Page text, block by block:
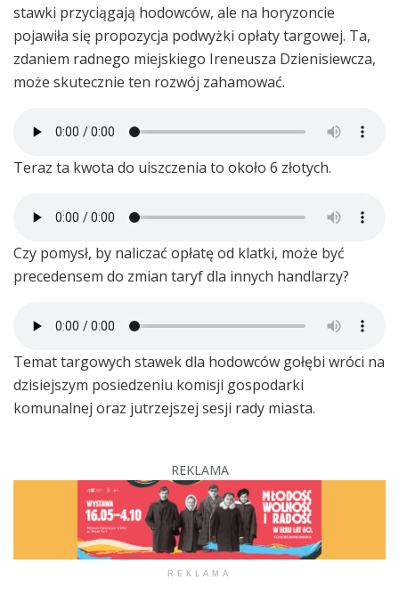
stawki przyciągają hodowców, ale na horyzoncie
pojawiła się propozycja podwyżki opłaty targowej. Ta,
zdaniem radnego miejskiego Ireneusza Dzienisiewcza,
może skutecznie ten rozwój zahamować.
Teraz ta kwota do uiszczenia to około 6 złotych.
Czy pomysł, by naliczać opłatę od klatki, może być
precedensem do zmian taryf dla innych handlarzy?
Temat targowych stawek dla hodowców gołębi wróci na
dzisiejszym posiedzeniu komisji gospodarki
komunalnej oraz jutrzejszej sesji rady miasta.
REKLAMA
REKLAMA